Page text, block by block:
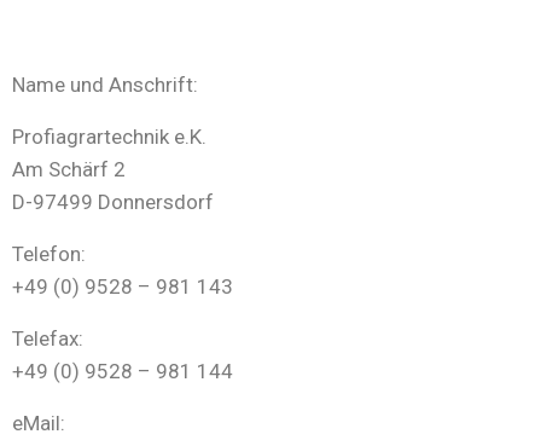
Name und Anschrift:
Profiagrartechnik e.K.
Am Schärf 2
D-97499 Donnersdorf
Telefon:
+49 (0) 9528 – 981 143
Telefax:
+49 (0) 9528 – 981 144
eMail: